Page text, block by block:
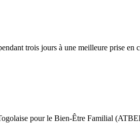
trois jours à une meilleure prise
pour le Bien-Être Familial